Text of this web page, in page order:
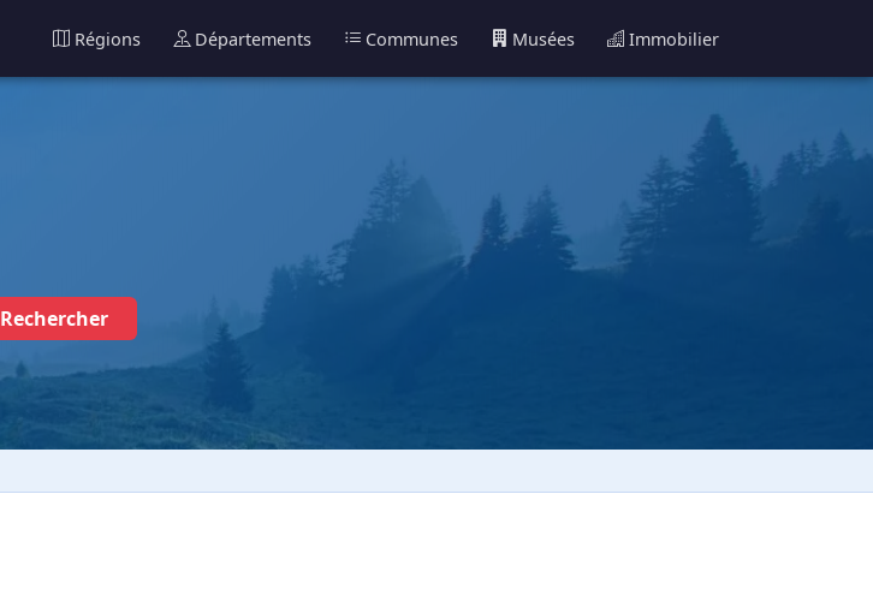
Régions Départements Communes Musées Immobilier
Rechercher